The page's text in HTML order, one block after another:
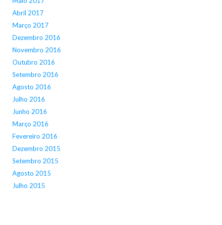
Abril 2017
Março 2017
Dezembro 2016
Novembro 2016
Outubro 2016
Setembro 2016
Agosto 2016
Julho 2016
Junho 2016
Março 2016
Fevereiro 2016
Dezembro 2015
Setembro 2015
Agosto 2015
Julho 2015